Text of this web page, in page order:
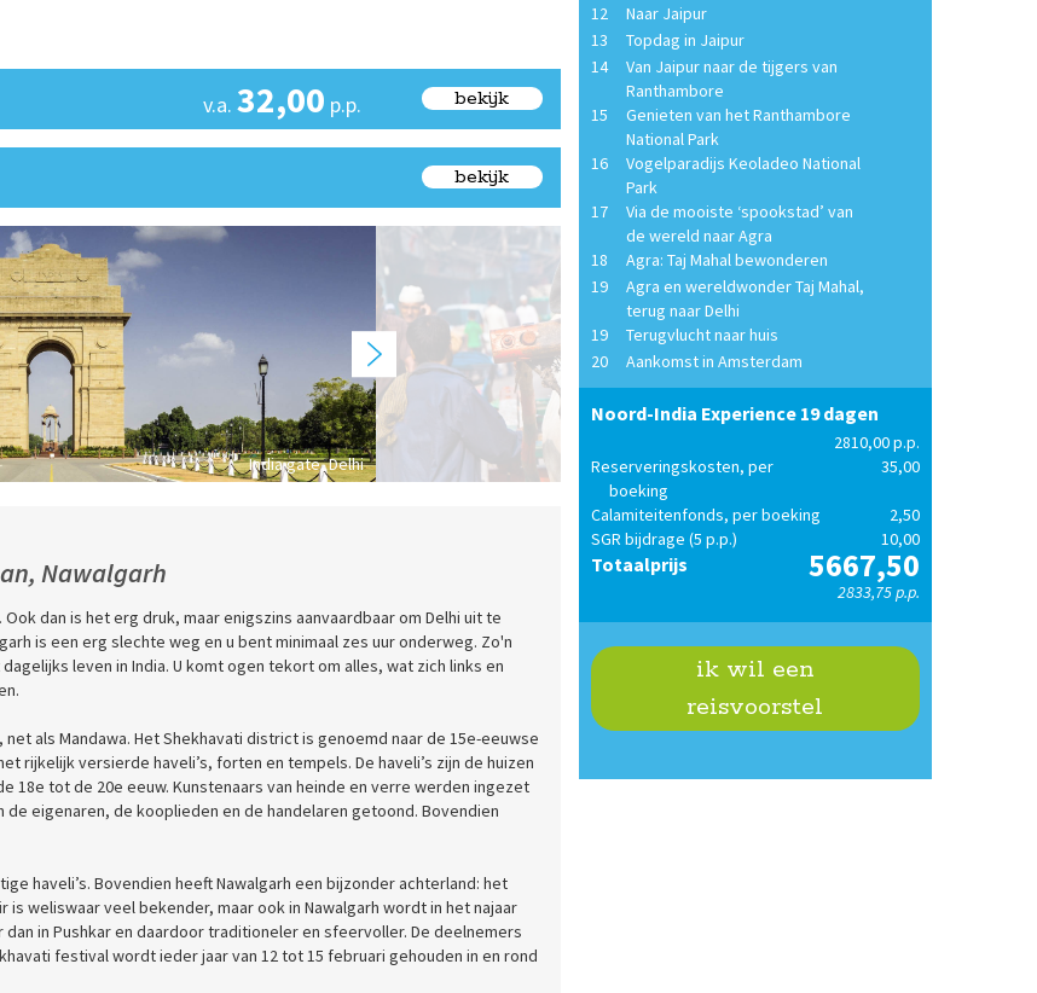
v.a. 32,00 p.p. bekijk
bekijk
India gate, Delhi Ossenkar in Delhi
Nawalgarh
dan is het erg druk, maar enigszins aanvaardbaar om Delhi uit te
is een erg slechte weg en u bent minimaal zes uur onderweg. Zo'n
leven in India. U komt ogen tekort om alles, wat zich links en
als Mandawa. Het Shekhavati district is genoemd naar de 15e-eeuwse
rijkelijk versierde haveli’s, forten en tempels. De haveli’s zijn de huizen
18e tot de 20e eeuw. Kunstenaars van heinde en verre werden ingezet
eigenaren, de kooplieden en de handelaren getoond. Bovendien
haveli’s. Bovendien heeft Nawalgarh een bijzonder achterland: het
is weliswaar veel bekender, maar ook in Nawalgarh wordt in het najaar
in Pushkar en daardoor traditioneler en sfeervoller. De deelnemers
festival wordt ieder jaar van 12 tot 15 februari gehouden in en rond
12
Naar Jaipur
13
Topdag in Jaipur
14
Van Jaipur naar de tijgers van
Ranthambore
15
Genieten van het Ranthambore
National Park
16
Vogelparadijs Keoladeo National
Park
17
Via de mooiste ‘spookstad’ van
de wereld naar Agra
18
Agra: Taj Mahal bewonderen
19
Agra en wereldwonder Taj Mahal,
terug naar Delhi
19
Terugvlucht naar huis
20
Aankomst in Amsterdam
Noord-India Experience 19 dagen
2810,00 p.p.
Reserveringskosten, per
boeking
35,00
Calamiteitenfonds, per boeking
2,50
SGR bijdrage (5 p.p.)
10,00
Totaalprijs 5667,50
2833,75 p.p.
ik wil een
reisvoorstel